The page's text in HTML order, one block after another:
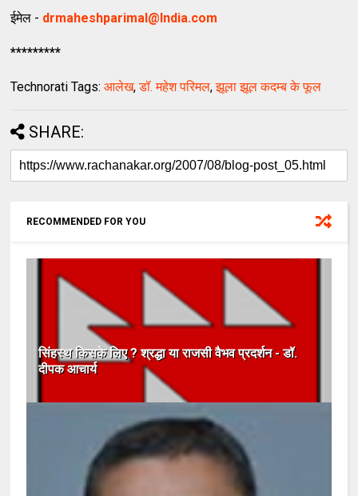
ईमेल - drmaheshparimal@India.com
*********
Technorati Tags:आलेख,डॉ. महेश परिमल,झूला झूल कदम्ब के फूल
SHARE:
RECOMMENDED FOR YOU
सिंहस्थ किसके लिए ? श्रद्धा या राजसी वैभव प्रदर्शन - डॉ.
दीपक आचार्य